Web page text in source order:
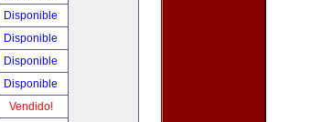
Disponible
Disponible
Disponible
Disponible
Vendido!